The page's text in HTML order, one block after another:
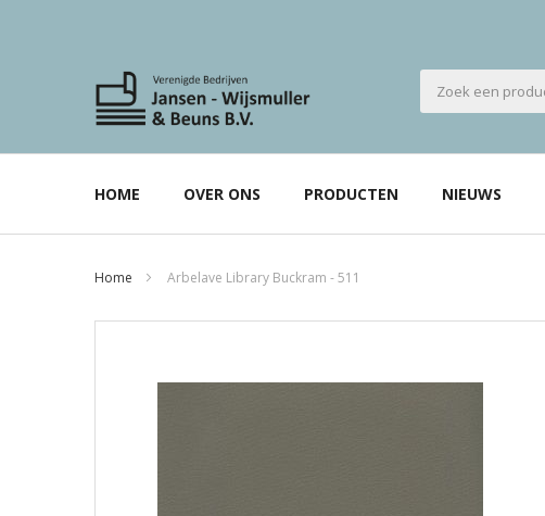
HOME OVER ONS PRODUCTEN NIEUWS
Home Arbelave Library Buckram - 511